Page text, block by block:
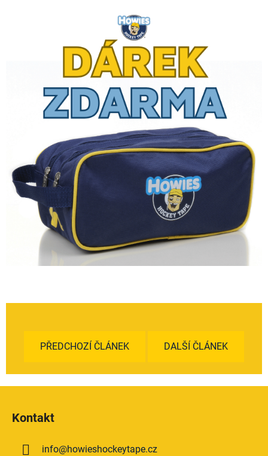
PŘEDCHOZÍ ČLÁNEK DALŠÍ ČLÁNEK
Kontakt
info@howieshockeytape.cz